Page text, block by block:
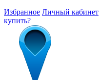
Избранное Личный кабинет
купить?